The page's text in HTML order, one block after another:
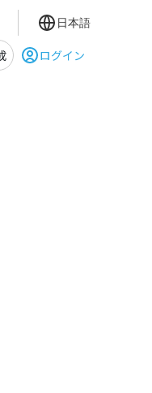
ログイン
日本語